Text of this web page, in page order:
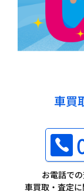
車買
お電話で
車買取・査定に